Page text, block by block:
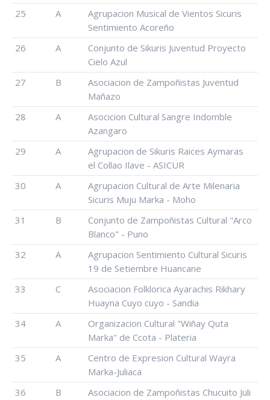
25
A
Agrupacion Musical de Vientos Sicuris
Sentimiento Acoreño
26
A
Conjunto de Sikuris Juventud Proyecto
Cielo Azul
27
B
Asociacion de Zampoñistas Juventud
Mañazo
28
A
Asocicion Cultural Sangre Indomble
Azangaro
29
A
Agrupacion de Sikuris Raices Aymaras
el Collao Ilave - ASICUR
30
A
Agrupacion Cultural de Arte Milenaria
Sicuris Muju Marka - Moho
31
B
Conjunto de Zampoñistas Cultural "Arco
Blanco" - Puno
32
A
Agrupacion Sentimiento Cultural Sicuris
19 de Setiembre Huancane
33
C
Asociacion Folklorica Ayarachis Rikhary
Huayna Cuyo cuyo - Sandia
34
A
Organizacion Cultural "Wiñay Quta
Marka" de Ccota - Plateria
35
A
Centro de Expresion Cultural Wayra
Marka-Juliaca
36
B Asociacion de Zampoñistas Chucuito Juli